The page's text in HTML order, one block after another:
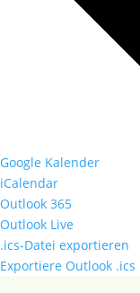
Google Kalender
iCalendar
Outlook 365
Outlook Live
.ics-Datei exportieren
Exportiere Outlook .ics